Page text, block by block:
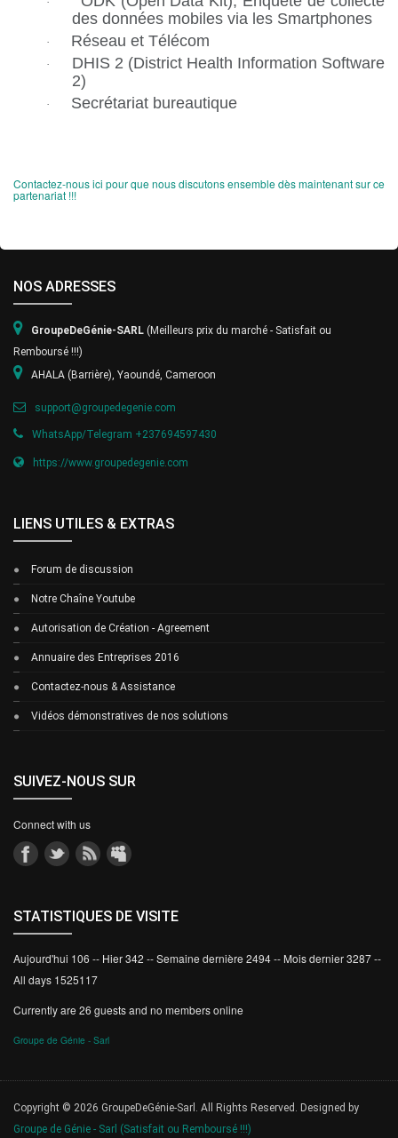
des données mobiles via les Smartphones
· Réseau et Télécom
·
DHIS 2 (District Health Information Software
2)
· Secrétariat bureautique
Contactez-nous ici pour que nous discutons ensemble dès maintenant sur ce
partenariat !!!
NOS ADRESSES
GroupeDeGénie-SARL (Meilleurs prix du marché - Satisfait ou
Remboursé !!!)
AHALA (Barrière), Yaoundé, Cameroon
support@groupedegenie.com
WhatsApp/Telegram +237694597430
https://www.groupedegenie.com
LIENS UTILES & EXTRAS
Forum de discussion
Notre Chaîne Youtube
Autorisation de Création - Agreement
Annuaire des Entreprises 2016
Contactez-nous & Assistance
Vidéos démonstratives de nos solutions
SUIVEZ-NOUS SUR
Connect with us
STATISTIQUES DE VISITE
Aujourd'hui 106 -- Hier 342 -- Semaine dernière 2494 -- Mois dernier 3287 --
All days 1525117
Currently are 26 guests and no members online
Groupe de Génie - Sarl
Copyright © 2026 GroupeDeGénie-Sarl. All Rights Reserved. Designed by
Groupe de Génie - Sarl (Satisfait ou Remboursé !!!)